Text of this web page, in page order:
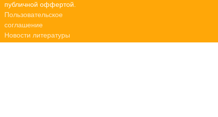
публичной оффертой.
Пользовательское
соглашение
Новости литературы